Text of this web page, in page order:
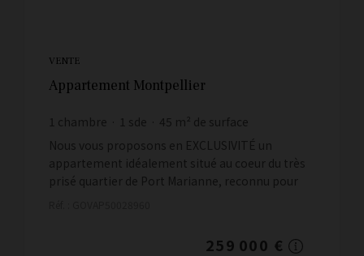
VENTE
Appartement Montpellier
1 chambre 1 sde 45 m² de surface
5 755,56 €
prix / m²
Nous vous proposons en EXCLUSIVITÉ un
appartement idéalement situé au coeur du très
prisé quartier de Port Marianne, reconnu pour
259 000 €